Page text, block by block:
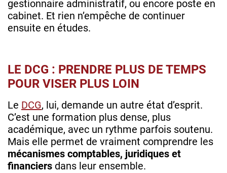
gestionnaire administratif, ou encore poste en
cabinet. Et rien n’empêche de continuer
ensuite en études.
LE DCG : PRENDRE PLUS DE TEMPS
POUR VISER PLUS LOIN
Le DCG, lui, demande un autre état d’esprit.
C’est une formation plus dense, plus
académique, avec un rythme parfois soutenu.
Mais elle permet de vraiment comprendre les
mécanismes comptables, juridiques et
financiers dans leur ensemble.